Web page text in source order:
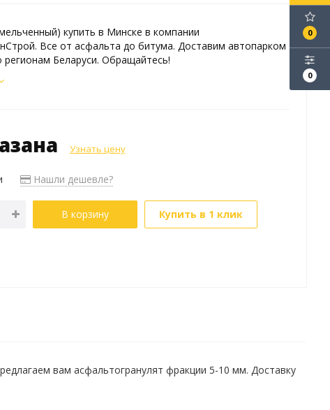
0
0
купить в Минске в компании
Все от асфальта до битума. Доставим автопарком
регионам Беларуси. Обращайтесь!
Узнать цену
Нашли дешевле?
В корзину Купить в 1 клик
вам асфальтогранулят фракции 5-10 мм. Доставку